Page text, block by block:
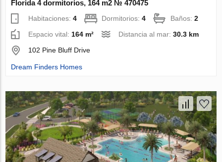
Florida 4 dormitorios, 164 m2 № 470475
Habitaciones:4 Dormitorios:4 Baños:2
Espacio vital: 164 m² Distancia al mar:30.3 km
102 Pine Bluff Drive
Dream Finders Homes